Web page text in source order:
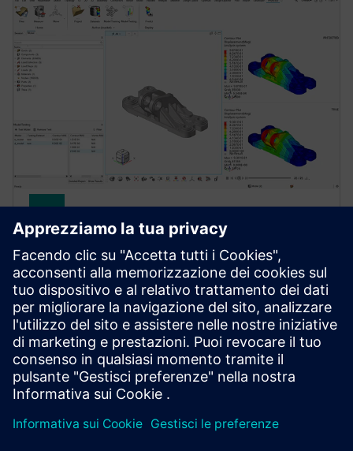
Simcenter PhysicsAI
Il deep learning geometrico fornisce previsioni fisiche
1000 volte più velocemente rispetto ai risolutori
tradizionali. Integra l'apprendimento automatico per
la simulazione in tutti i flussi di lavoro CAE.